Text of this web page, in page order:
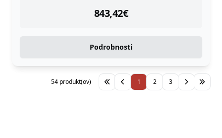
843,42€
instock
Podrobnosti
1 2 3
54 produkt(ov)